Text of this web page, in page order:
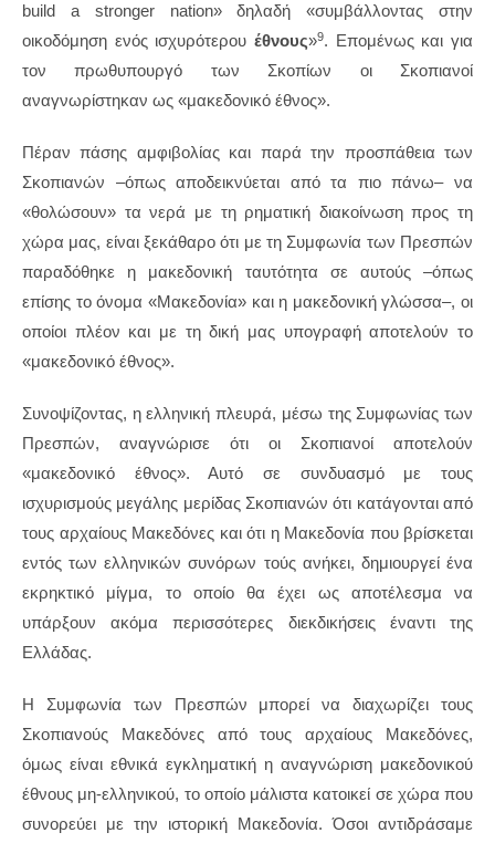
build a stronger nation» δηλαδή «συμβάλλοντας στην
οικοδόμηση ενός ισχυρότερου έθνους»9. Επομένως και για
τον πρωθυπουργό των Σκοπίων οι Σκοπιανοί
αναγνωρίστηκαν ως «μακεδονικό έθνος».
Πέραν πάσης αμφιβολίας και παρά την προσπάθεια των
Σκοπιανών –όπως αποδεικνύεται από τα πιο πάνω– να
«θολώσουν» τα νερά με τη ρηματική διακοίνωση προς τη
χώρα μας, είναι ξεκάθαρο ότι με τη Συμφωνία των Πρεσπών
παραδόθηκε η μακεδονική ταυτότητα σε αυτούς –όπως
επίσης το όνομα «Μακεδονία» και η μακεδονική γλώσσα–, οι
οποίοι πλέον και με τη δική μας υπογραφή αποτελούν το
«μακεδονικό έθνος».
Συνοψίζοντας, η ελληνική πλευρά, μέσω της Συμφωνίας των
Πρεσπών, αναγνώρισε ότι οι Σκοπιανοί αποτελούν
«μακεδονικό έθνος». Αυτό σε συνδυασμό με τους
ισχυρισμούς μεγάλης μερίδας Σκοπιανών ότι κατάγονται από
τους αρχαίους Μακεδόνες και ότι η Μακεδονία που βρίσκεται
εντός των ελληνικών συνόρων τούς ανήκει, δημιουργεί ένα
εκρηκτικό μίγμα, το οποίο θα έχει ως αποτέλεσμα να
υπάρξουν ακόμα περισσότερες διεκδικήσεις έναντι της
Ελλάδας.
Η Συμφωνία των Πρεσπών μπορεί να διαχωρίζει τους
Σκοπιανούς Μακεδόνες από τους αρχαίους Μακεδόνες,
όμως είναι εθνικά εγκληματική η αναγνώριση μακεδονικού
έθνους μη-ελληνικού, το οποίο μάλιστα κατοικεί σε χώρα που
συνορεύει με την ιστορική Μακεδονία. Όσοι αντιδράσαμε